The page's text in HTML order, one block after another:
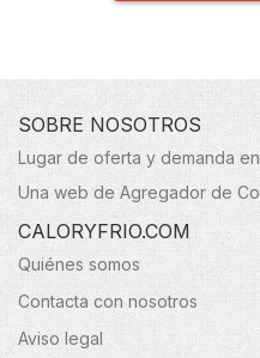
SOBRE NOSOTROS
Lugar de oferta y demanda
Una web de Agregador de
CALORYFRIO.COM
Quiénes somos
Contacta con nosotros
Aviso legal